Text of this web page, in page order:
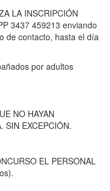
LA INSCRIPCIÓN
3437 459213 enviando
de contacto, hasta el día
por adultos
NO HAYAN
SIN EXCEPCIÓN.
EL PERSONAL